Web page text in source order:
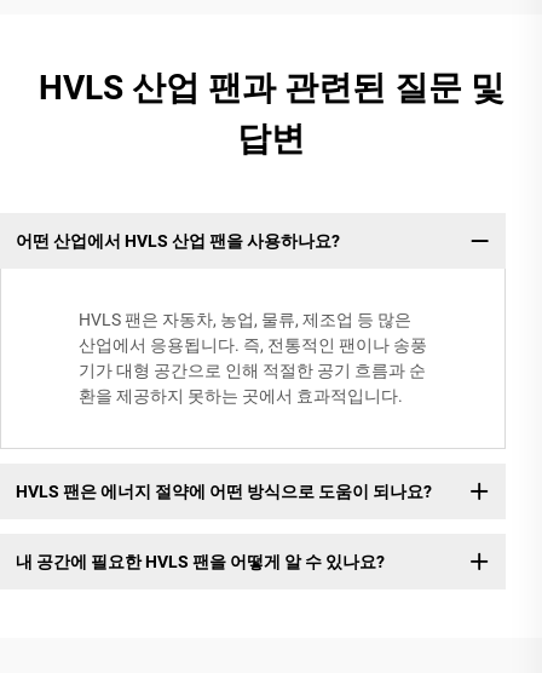
HVLS 산업 팬과 관련된 질문 및
답변
어떤 산업에서 HVLS 산업 팬을 사용하나요?
HVLS 팬은 자동차, 농업, 물류, 제조업 등 많은
산업에서 응용됩니다. 즉, 전통적인 팬이나 송풍
기가 대형 공간으로 인해 적절한 공기 흐름과 순
환을 제공하지 못하는 곳에서 효과적입니다.
HVLS 팬은 에너지 절약에 어떤 방식으로 도움이 되나요?
내 공간에 필요한 HVLS 팬을 어떻게 알 수 있나요?